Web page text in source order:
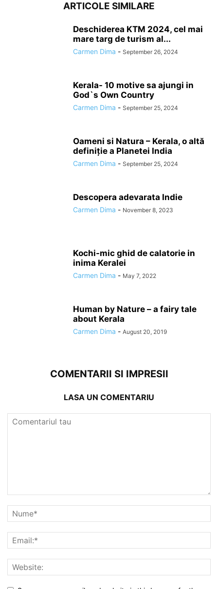
ARTICOLE SIMILARE
Deschiderea KTM 2024, cel mai
mare targ de turism al...
Carmen Dima - September 26, 2024
Kerala- 10 motive sa ajungi in
God`s Own Country
Carmen Dima - September 25, 2024
Oameni si Natura – Kerala, o altă
definiție a Planetei India
Carmen Dima - September 25, 2024
Descopera adevarata Indie
Carmen Dima - November 8, 2023
Kochi-mic ghid de calatorie in
inima Keralei
Carmen Dima - May 7, 2022
Human by Nature – a fairy tale
about Kerala
Carmen Dima - August 20, 2019
COMENTARII SI IMPRESII
LASA UN COMENTARIU